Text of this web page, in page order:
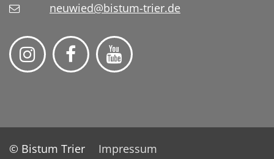
neuwied@bistum-trier.de
© Bistum Trier
Impressum